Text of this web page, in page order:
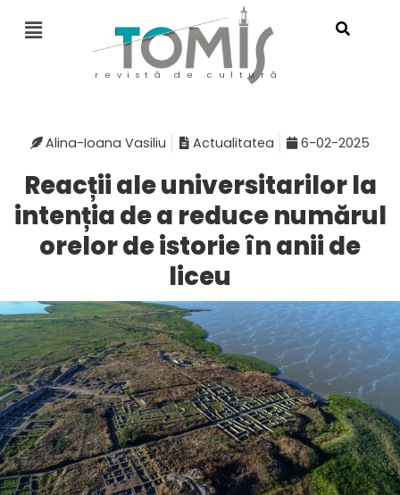
revistă de cultură
Alina-Ioana Vasiliu Actualitatea 6-02-2025
Reacții ale universitarilor la
intenția de a reduce numărul
orelor de istorie în anii de
liceu